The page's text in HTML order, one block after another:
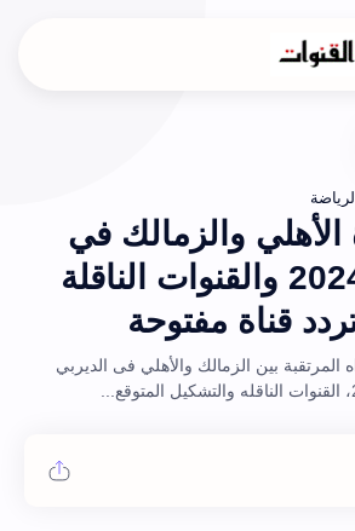
الأهلي والزمالك في
كأس مصر 2024 والقنوات الناقلة
قناة مفتوحة
بين الزمالك والأهلي فى الديربي